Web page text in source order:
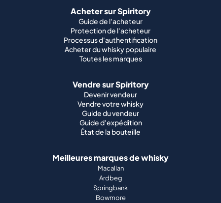
Acheter sur Spiritory
Guide de l'acheteur
Protection de l'acheteur
Processus d'authentification
Acheter du whisky populaire
Toutes les marques
Vendre sur Spiritory
Devenir vendeur
Vendre votre whisky
Guide du vendeur
Guide d'expédition
État de la bouteille
Meilleures marques de whisky
Macallan
Ardbeg
Springbank
Bowmore